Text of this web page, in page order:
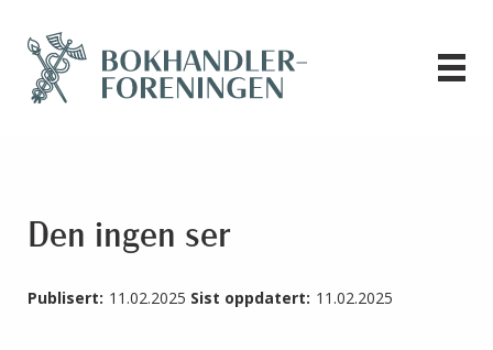
Den ingen ser
Publisert: 11.02.2025 Sist oppdatert: 11.02.2025